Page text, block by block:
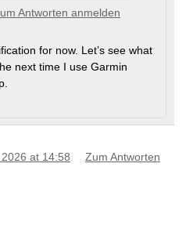
Antworten anmelden
for now. Let’s see what
next time I use Garmin
at 14:58
Zum Antworten